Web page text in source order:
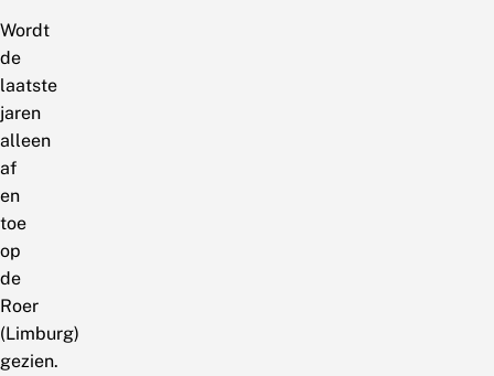
Wordt
de
laatste
jaren
alleen
af
en
toe
op
de
Roer
(Limburg)
gezien.